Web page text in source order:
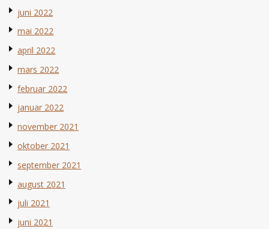
juni 2022
mai 2022
april 2022
mars 2022
februar 2022
januar 2022
november 2021
oktober 2021
september 2021
august 2021
juli 2021
juni 2021